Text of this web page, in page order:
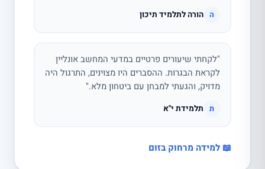
ה הורה לתלמיד תיכון
"לקחתי שיעורים פרטיים במדעי המחשב אונליין
לקראת הבגרות. ההסברים היו מצוינים, התרגול היה
מדויק, והגעתי למבחן עם ביטחון מלא."
ת תלמידת י"א
📖 למידה מרחוק בזום